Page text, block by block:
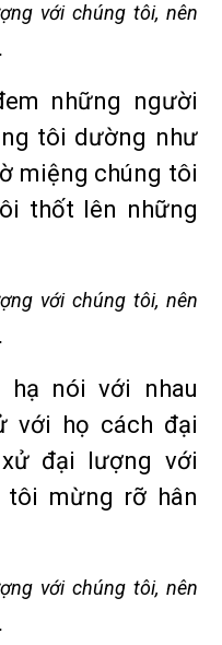
với chúng tôi, nên
những người
tôi dường như
miệng chúng tôi
thốt lên những
với chúng tôi, nên
hạ nói với nhau
với họ cách đại
đại lượng với
tôi mừng rỡ hân
với chúng tôi, nên